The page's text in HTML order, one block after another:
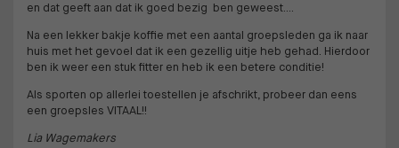
en dat geeft aan dat ik goed bezig ben geweest....
Na een lekker bakje koffie met een aantal groepsleden ga ik naar
huis met het gevoel dat ik een gezellig uitje heb gehad. Hierdoor
ben ik weer een stuk fitter en heb ik een betere conditie!
Als sporten op allerlei toestellen je afschrikt, probeer dan eens
een groepsles VITAAL!!
Lia Wagemakers